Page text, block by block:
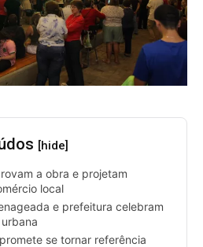
[hide]
a obra e projetam
local
e prefeitura celebram
se tornar referência